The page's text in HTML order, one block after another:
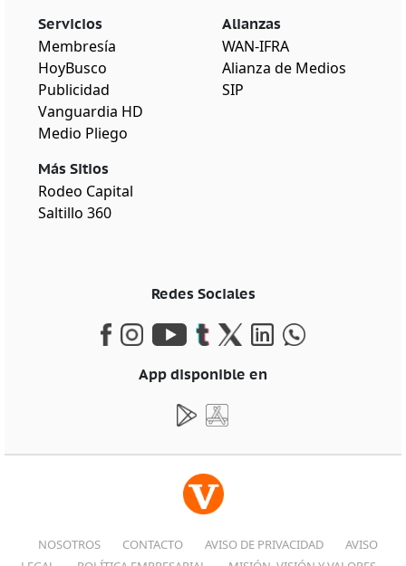
Servicios
Membresía
HoyBusco
Publicidad
Vanguardia HD
Medio Pliego
Más Sitios
Rodeo Capital
Saltillo 360
Alianzas
WAN-IFRA
Alianza de Medios
SIP
Redes Sociales
App disponible en
NOSOTROS CONTACTO AVISO DE PRIVACIDAD
AVISO